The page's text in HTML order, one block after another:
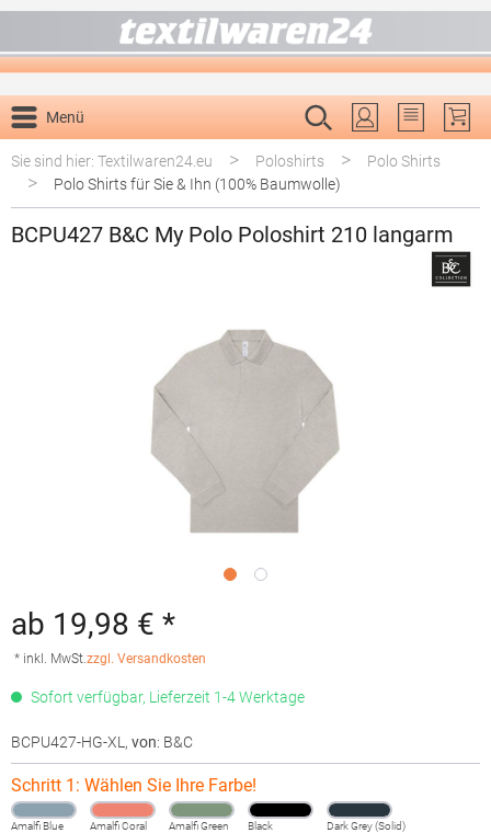
Menü
Du hast 0
Sie sind hier: Textilwaren24.eu
> Poloshirts > Polo Shirts
> Polo Shirts für Sie & Ihn (100% Baumwolle)
BCPU427 B&C My Polo Poloshirt 210 langarm
ab 19,98 € *
* inkl. MwSt.zzgl. Versandkosten
Sofort verfügbar, Lieferzeit 1-4 Werktage
BCPU427-HG-XL , von: B&C
Schritt 1: Wählen Sie Ihre Farbe!
Amalfi Blue Amalfi Coral Amalfi Green Black Dark Grey (Solid)